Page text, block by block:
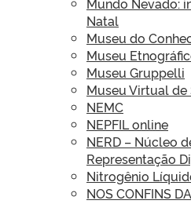
Natal
Museu do
Museu
Museu Gruppelli
Museu Virtual de
NEMC
NEPFIL online
NERD – Núcleo
Representação
Nitrogênio
NOS CONFINS